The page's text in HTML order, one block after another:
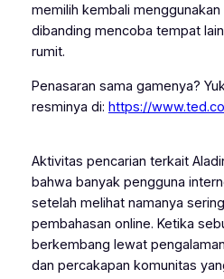
memilih kembali
dibanding mencoba tempat
rumit.
Penasaran sama gamenya?
resminya di: https://
Aktivitas pencarian terkait
bahwa banyak pengguna
setelah melihat namanya
pembahasan online. Ketika
berkembang lewat
dan percakapan komunitas